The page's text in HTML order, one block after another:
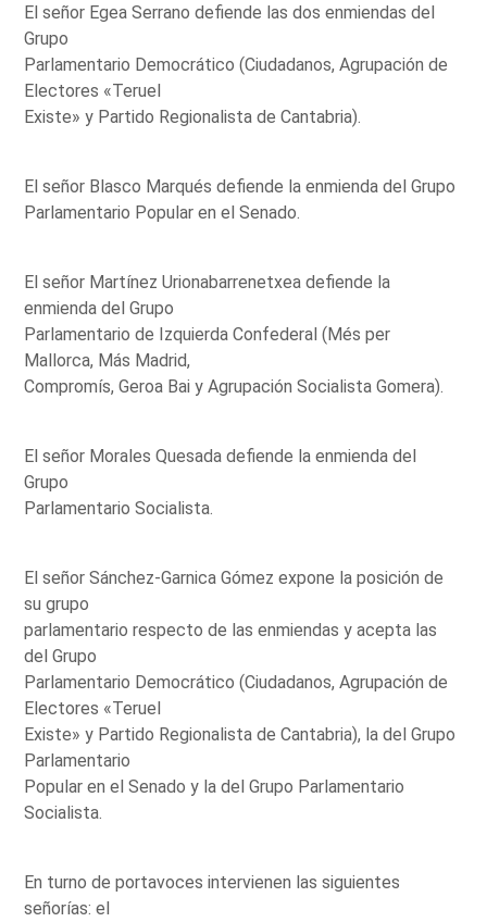
El señor Egea Serrano defiende las dos enmiendas del
Grupo
Parlamentario Democrático (Ciudadanos, Agrupación de
Electores «Teruel
Existe» y Partido Regionalista de Cantabria).
El señor Blasco Marqués defiende la enmienda del Grupo
Parlamentario Popular en el Senado.
El señor Martínez Urionabarrenetxea defiende la
enmienda del Grupo
Parlamentario de Izquierda Confederal (Més per
Mallorca, Más Madrid,
Compromís, Geroa Bai y Agrupación Socialista Gomera).
El señor Morales Quesada defiende la enmienda del
Grupo
Parlamentario Socialista.
El señor Sánchez-Garnica Gómez expone la posición de
su grupo
parlamentario respecto de las enmiendas y acepta las
del Grupo
Parlamentario Democrático (Ciudadanos, Agrupación de
Electores «Teruel
Existe» y Partido Regionalista de Cantabria), la del Grupo
Parlamentario
Popular en el Senado y la del Grupo Parlamentario
Socialista.
En turno de portavoces intervienen las siguientes
señorías: el